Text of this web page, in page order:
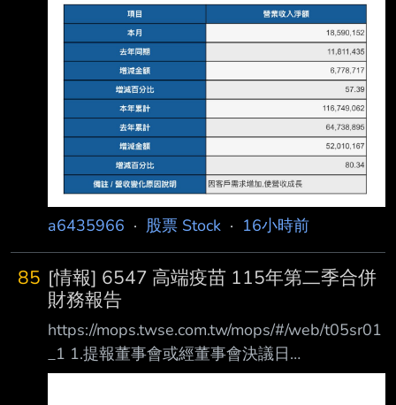
是買點？ --
a6435966 · 股票 Stock · 16小時前
85 [情報] 6547 高端疫苗 115年第二季合併
財務報告
https://mops.twse.com.tw/mops/#/web/t05sr01
_1 1.提報董事會或經董事會決議日
期:115/08/07 2.審計委員會通過日期:115/08/07